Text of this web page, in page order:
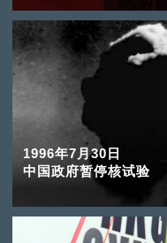
1996年7月30日
中国政府暂停核试验